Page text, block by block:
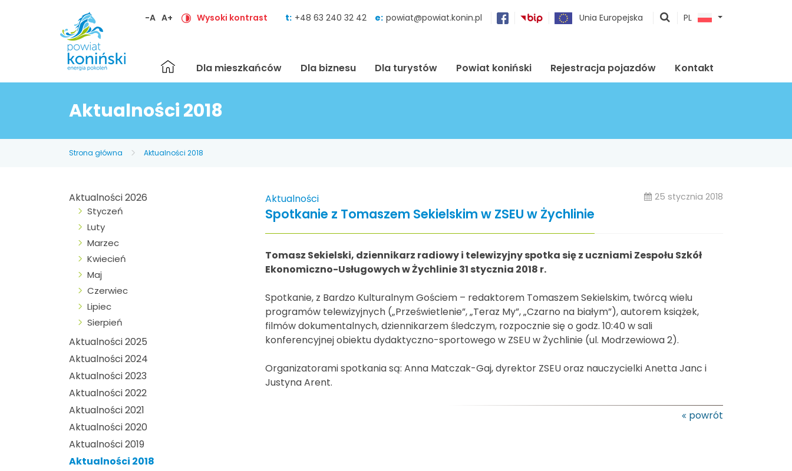
-A A+ Wysoki kontrast t: +48 63 240 32 42 e: powiat@powiat.konin.pl Unia Europejska
pokaż
PL
Strona
główna
Dla mieszkańców Dla biznesu Dla turystów Powiat koniński Rejestracja pojazdów Kontakt
Aktualności 2018
Strona główna Aktualności 2018
Aktualności 2026
Styczeń
Luty
Marzec
Kwiecień
Maj
Czerwiec
Lipiec
Sierpień
Aktualności 2025
Aktualności 2024
Aktualności 2023
Aktualności 2022
Aktualności 2021
Aktualności 2020
Aktualności 2019
Aktualności 2018
Aktualności 25 stycznia 2018
Spotkanie z Tomaszem Sekielskim w ZSEU w Żychlinie
Tomasz Sekielski, dziennikarz radiowy i telewizyjny spotka się z uczniami Zespołu Szkół
Ekonomiczno-Usługowych w Żychlinie 31 stycznia 2018 r.
Spotkanie, z Bardzo Kulturalnym Gościem – redaktorem Tomaszem Sekielskim, twórcą wielu
programów telewizyjnych („Prześwietlenie”, „Teraz My”, „Czarno na białym”), autorem książek,
filmów dokumentalnych, dziennikarzem śledczym, rozpocznie się o godz. 10:40 w sali
konferencyjnej obiektu dydaktyczno-sportowego w ZSEU w Żychlinie (ul. Modrzewiowa 2).
Organizatorami spotkania są: Anna Matczak-Gaj, dyrektor ZSEU oraz nauczycielki Anetta Janc i
Justyna Arent.
powrót